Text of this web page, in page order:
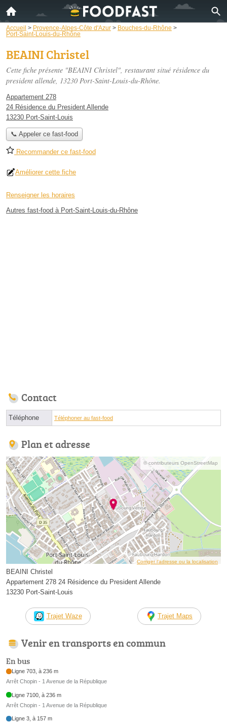
Accueil > Provence-Alpes-Côte d'Azur > Bouches-du-Rhône >
Port-Saint-Louis-du-Rhône
BEAINI Christel
Cette fiche présente "BEAINI Christel", restaurant situé résidence du
president allende, 13230 Port-Saint-Louis-du-Rhône.
Appartement 278
24 Résidence du President Allende
13230 Port-Saint-Louis
📞 Appeler ce fast-food
Recommander ce fast-food
Améliorer cette fiche
Renseigner les horaires
Autres fast-food à Port-Saint-Louis-du-Rhône
Contact
Téléphone Téléphoner au fast-food
Plan et adresse
© contributeurs OpenStreetMap
Corriger l’adresse ou la localisation
BEAINI Christel
Appartement 278 24 Résidence du President Allende
13230 Port-Saint-Louis
Trajet Waze Trajet Maps
Venir en transports en commun
En bus
Ligne 703, à 236 m
Arrêt Chopin - 1 Avenue de la République
Ligne 7100, à 236 m
Arrêt Chopin - 1 Avenue de la République
Ligne 3, à 157 m